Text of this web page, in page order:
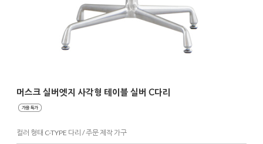
머스크 실버엣지 사각형 테이블 실버 C다리
컬러 형태 C-TYPE 다리 / 주문 제작 가구